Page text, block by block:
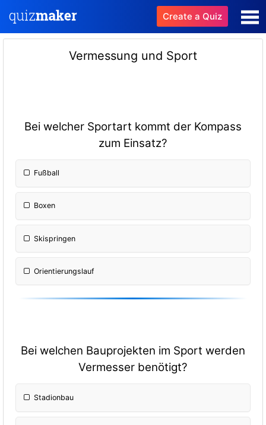
Create a Quiz
Vermessung und Sport
Bei welcher Sportart kommt der Kompass
zum Einsatz?
Fußball
Boxen
Skispringen
Orientierungslauf
Bei welchen Bauprojekten im Sport werden
Vermesser benötigt?
Stadionbau